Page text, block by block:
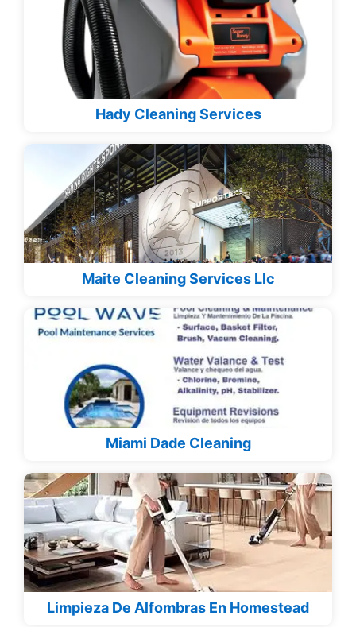
Hady Cleaning Services
Maite Cleaning Services Llc
Miami Dade Cleaning
Limpieza De Alfombras En Homestead